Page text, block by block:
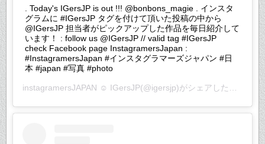
. Today's IGersJP is out !!! @bonbons_magie . インスタ
グラムに #IGersJP タグを付けて頂いた投稿の中から
@IGersJP 担当者がピックアップした作品を毎日紹介して
います！ : follow us @IGersJP // valid tag #IGersJP
check Facebook page InstagramersJapan :
#InstagramersJapan #インスタグラマーズジャパン #日
本 #japan #写真 #photo
instagramersJAPAN ☺︎ IGersJP(@igersjp)がシェアした投稿 –